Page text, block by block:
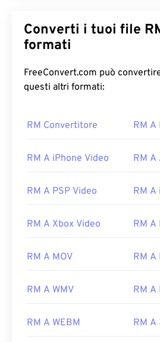
Converti i tuoi file RM in altri
formati
FreeConvert.com può convertire i
questi altri formati:
RM Convertitore RM A
RM A iPhone Video RM A
RM A PSP Video RM A
RM A Xbox Video RM A
RM A MOV RM A
RM A WMV RM A
RM A WEBM RM A